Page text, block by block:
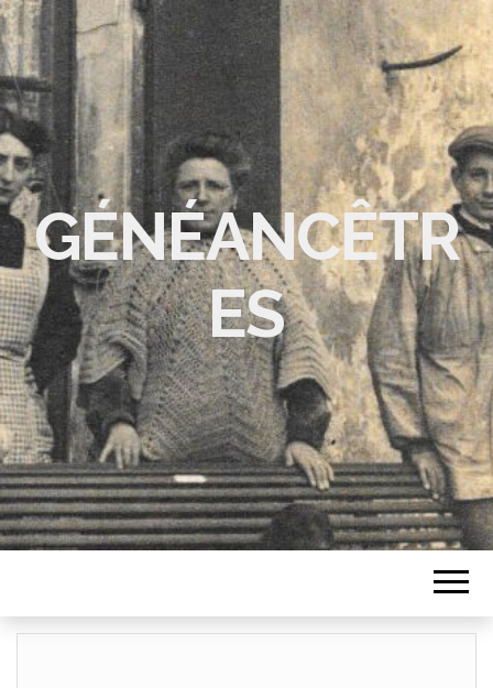
GÉNÉANCÊTR
ES